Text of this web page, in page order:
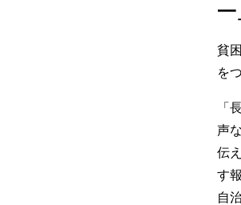
一
貧
を
「
声
伝
す
自